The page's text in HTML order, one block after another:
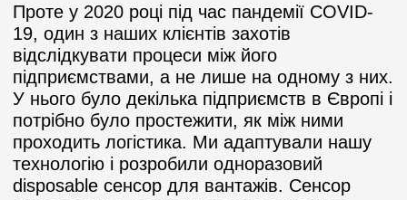
Проте у 2020 році під час пандемії COVID-
19, один з наших клієнтів захотів
відслідкувати процеси між його
підприємствами, а не лише на одному з них.
У нього було декілька підприємств в Європі і
потрібно було простежити, як між ними
проходить логістика. Ми адаптували нашу
технологію і розробили одноразовий
disposable сенсор для вантажів. Сенсор